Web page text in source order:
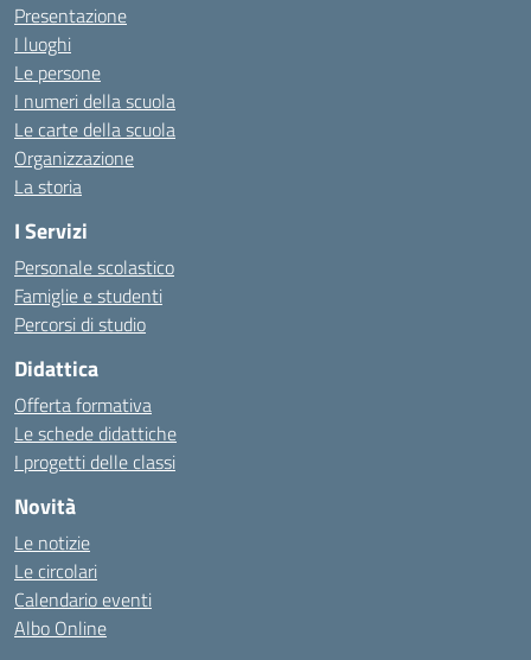
Presentazione
I luoghi
Le persone
I numeri della scuola
Le carte della scuola
Organizzazione
La storia
I Servizi
Personale scolastico
Famiglie e studenti
Percorsi di studio
Didattica
Offerta formativa
Le schede didattiche
I progetti delle classi
Novità
Le notizie
Le circolari
Calendario eventi
Albo Online